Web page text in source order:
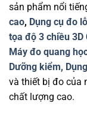
sản phẩm nổi
cao, Dụng cụ đo lỗ
tọa độ 3 chiều 3D
Máy đo quang
Dưỡng kiểm,
và thiết bị đo của
chất lượng cao.